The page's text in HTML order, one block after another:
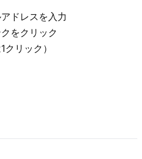
ドレスを入力
をクリック
リック）